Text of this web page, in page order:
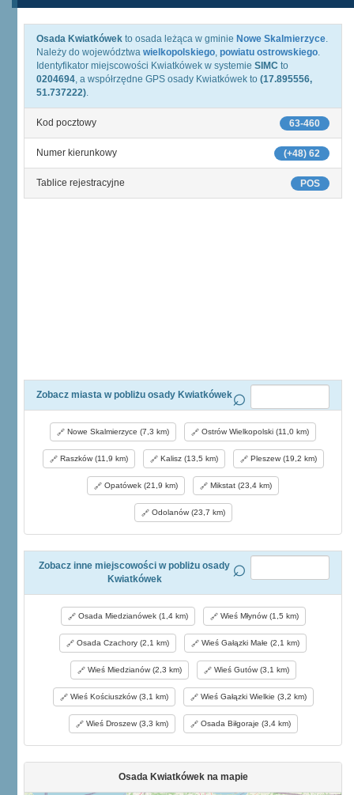
Osada Kwiatkówek to osada leżąca w gminie Nowe Skalmierzyce.
Należy do województwa wielkopolskiego, powiatu ostrowskiego.
Identyfikator miejscowości Kwiatkówek w systemie SIMC to
0204694, a współrzędne GPS osady Kwiatkówek to (17.895556,
51.737222).
63-460
Kod pocztowy
(+48) 62
Numer kierunkowy
POS
Tablice rejestracyjne
Zobacz miasta w pobliżu osady Kwiatkówek
Nowe Skalmierzyce (7,3 km) Ostrów Wielkopolski (11,0 km)
Raszków (11,9 km) Kalisz (13,5 km) Pleszew (19,2 km)
Opatówek (21,9 km) Mikstat (23,4 km)
Odolanów (23,7 km)
Zobacz inne miejscowości w pobliżu osady
Kwiatkówek
Osada Miedzianówek (1,4 km) Wieś Młynów (1,5 km)
Osada Czachory (2,1 km) Wieś Gałązki Małe (2,1 km)
Wieś Miedzianów (2,3 km) Wieś Gutów (3,1 km)
Wieś Kościuszków (3,1 km) Wieś Gałązki Wielkie (3,2 km)
Wieś Droszew (3,3 km) Osada Biłgoraje (3,4 km)
Osada Kwiatkówek na mapie